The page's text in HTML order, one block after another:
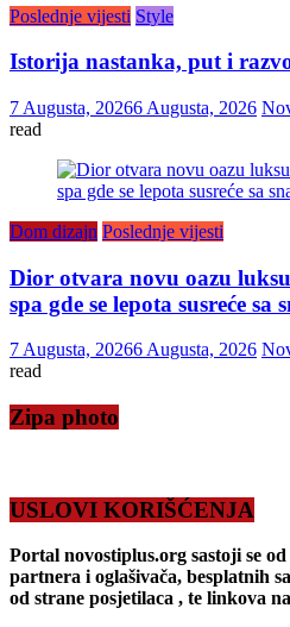
Poslednje vijesti Style
Istorija nastanka, put i
7 Augusta, 20266 Augusta, 2026
read
Dom dizajn Poslednje vijesti
Dior otvara novu oazu
spa gde se lepota susreće
7 Augusta, 20266 Augusta, 2026
read
Zipa photo
USLOVI KORIŠĆENJA
Portal novostiplus.org sastoji se
partnera i oglašivača, besplatnih
od strane posjetilaca , te linkova